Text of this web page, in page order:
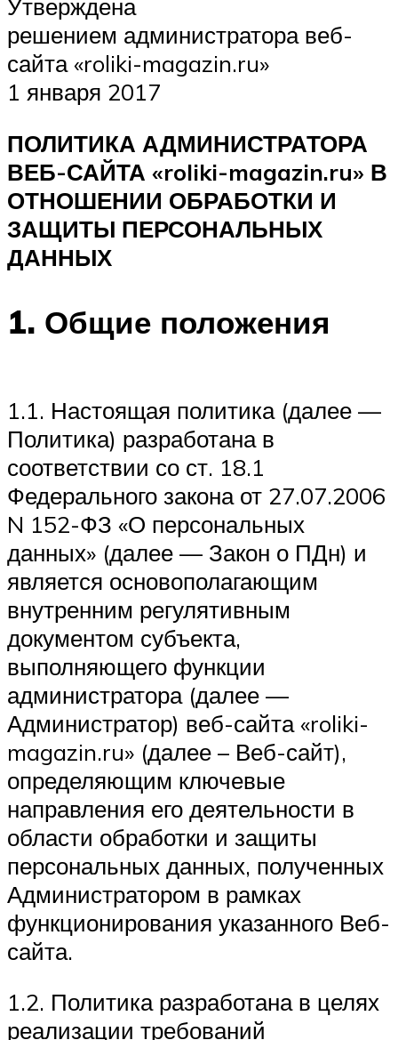
Утверждена
решением администратора веб-
сайта «roliki-magazin.ru»
1 января 2017
ПОЛИТИКА АДМИНИСТРАТОРА
ВЕБ-САЙТА «roliki-magazin.ru» В
ОТНОШЕНИИ ОБРАБОТКИ И
ЗАЩИТЫ ПЕРСОНАЛЬНЫХ
ДАННЫХ
1. Общие положения
1.1. Настоящая политика (далее —
Политика) разработана в
соответствии со ст. 18.1
Федерального закона от 27.07.2006
N 152-ФЗ «О персональных
данных» (далее — Закон о ПДн) и
является основополагающим
внутренним регулятивным
документом субъекта,
выполняющего функции
администратора (далее —
Администратор) веб-сайта «roliki-
magazin.ru» (далее – Веб-сайт),
определяющим ключевые
направления его деятельности в
области обработки и защиты
персональных данных, полученных
Администратором в рамках
функционирования указанного Веб-
сайта.
1.2. Политика разработана в целях
реализации требований